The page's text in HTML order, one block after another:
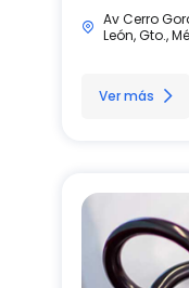
Av Cerro
León, Gto.,
Ver más